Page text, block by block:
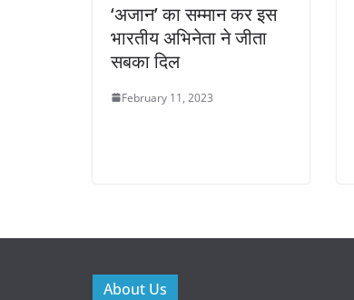
‘अजान’ का सम्मान कर इस
भारतीय अभिनेता ने जीता
सबका दिल
February 11, 2023
About Us